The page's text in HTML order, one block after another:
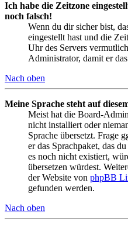
Ich habe die Zeitzone
noch falsch!
Wenn du dir sicher bist,
eingestellt hast und die
Uhr des Servers
Administrator, damit er
Nach oben
Meine Sprache steht auf
Meist hat die Board-
nicht installiert oder
Sprache übersetzt. Frage
er das Sprachpaket, das
es noch nicht existiert,
übersetzen würdest.
der Website von phpBB
gefunden werden.
Nach oben